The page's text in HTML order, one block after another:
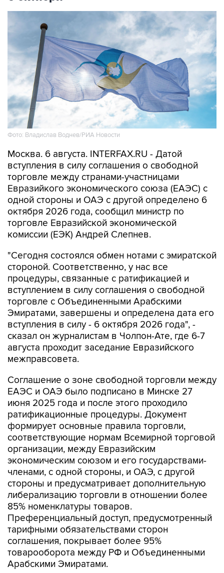
Фото: Владислав Воднев/РИА Новости
Москва. 6 августа. INTERFAX.RU - Датой
вступления в силу соглашения о свободной
торговле между странами-участницами
Евразийкого экономического союза (ЕАЭС) с
одной стороны и ОАЭ с другой определено 6
октября 2026 года, сообщил министр по
торговле Евразийской экономической
комиссии (ЕЭК) Андрей Слепнев.
"Сегодня состоялся обмен нотами с эмиратской
стороной. Соответственно, у нас все
процедуры, связанные с ратификацией и
вступлением в силу соглашения о свободной
торговле с Объединенными Арабскими
Эмиратами, завершены и определена дата его
вступления в силу - 6 октября 2026 года", -
сказал он журналистам в Чолпон-Ате, где 6-7
августа проходит заседание Евразийского
межправсовета.
Соглашение о зоне свободной торговли между
ЕАЭС и ОАЭ было подписано в Минске 27
июня 2025 года и после этого проходило
ратификационные процедуры. Документ
формирует основные правила торговли,
соответствующие нормам Всемирной торговой
организации, между Евразийским
экономическим союзом и его государствами-
членами, с одной стороны, и ОАЭ, с другой
стороны и предусматривает дополнительную
либерализацию торговли в отношении более
85% номенклатуры товаров.
Преференциальный доступ, предусмотренный
тарифными обязательствами сторон
соглашения, покрывает более 95%
товарооборота между РФ и Объединенными
Арабскими Эмиратами.